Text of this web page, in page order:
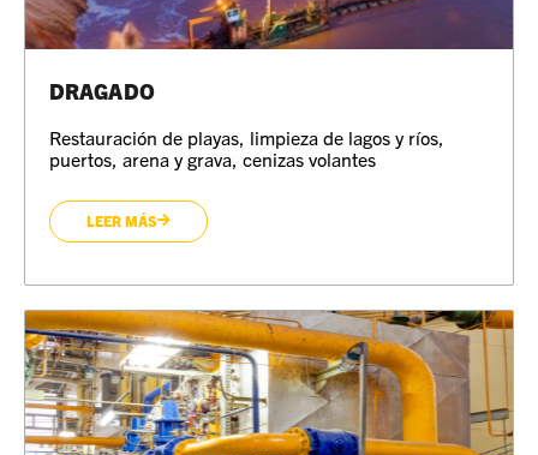
DRAGADO
Restauración de playas, limpieza de lagos y ríos,
puertos, arena y grava, cenizas volantes
LEER MÁS